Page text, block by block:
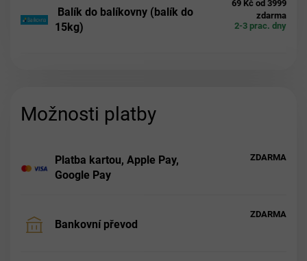
Balík do balíkovny (balík do
15kg)
2-3 prac. dny
69 Kč od 3999
zdarma
Možnosti platby
Platba kartou, Apple Pay,
Google Pay
ZDARMA
Bankovní převod
ZDARMA